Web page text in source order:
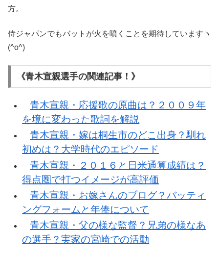
方。
侍ジャパンでもバットが火を噴くことを期待していますヽ
(^o^)
《青木宣親選手の関連記事！》
青木宣親・応援歌の原曲は？２００９年
を境に変わった歌詞を解説
青木宣親・嫁は桐生市のどこ出身？馴れ
初めは？大学時代のエピソード
青木宣親・２０１６と日米通算成績は？
得点圏で打つイメージが高評価
青木宣親・お嫁さんのブログ？バッティ
ングフォームと年俸について
青木宣親・父の様な監督？兄弟の様なあ
の選手？実家の宮崎での活動